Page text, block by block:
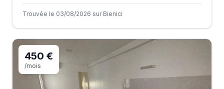
Trouvée le 03/08/2026 sur Bienici
450 €
/mois